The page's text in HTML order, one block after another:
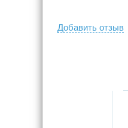
Добавить отзыв